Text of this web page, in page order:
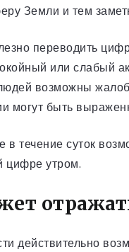
Земли и тем
переводить
или слабый
возможны
могут быть
течение суток
цифре утром.
действительно